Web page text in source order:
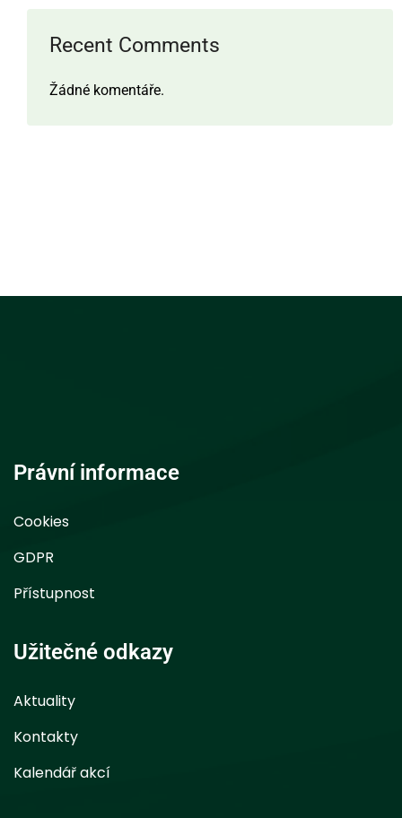
Recent Comments
Žádné komentáře.
Právní informace
Cookies
GDPR
Přístupnost
Užitečné odkazy
Aktuality
Kontakty
Kalendář akcí